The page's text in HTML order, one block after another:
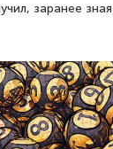
заранее